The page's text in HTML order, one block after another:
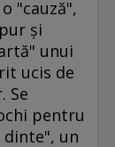
"cauză",
şi
unui
ucis de
Se
pentru
un